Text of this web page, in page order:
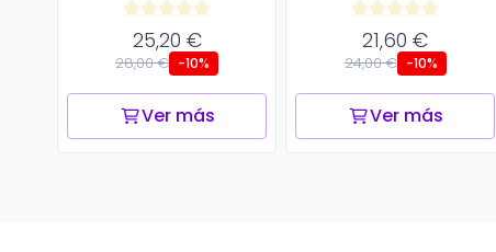
25,20 €
28,00 € -10%
Ver más
21,60 €
24,00 € -10%
Ver más